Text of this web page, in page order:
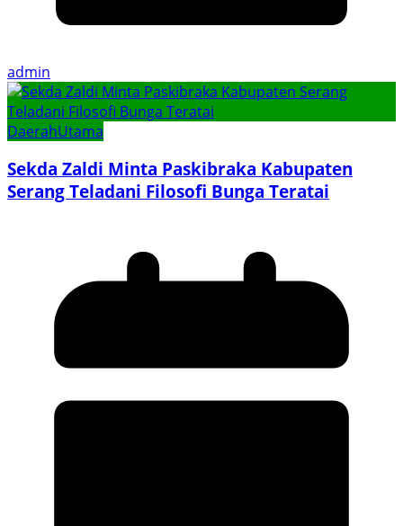
admin
DaerahUtama
Sekda Zaldi Minta Paskibraka Kabupaten
Serang Teladani Filosofi Bunga Teratai